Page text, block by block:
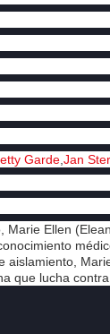
Garde Jan
Ellen
que lucha